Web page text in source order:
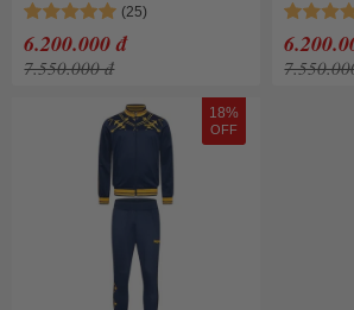
S
6.200.000 đ
7.550.000 đ
18%
OFF